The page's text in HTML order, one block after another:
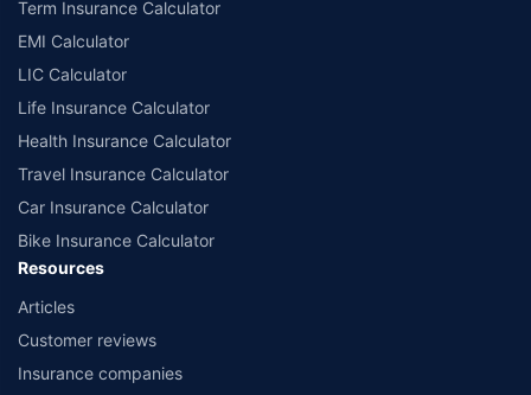
to 2.5 lacs.
++Source - Google Review Rating available on:- http://bit.ly/3J20bXZ
educational purpose only and is not meant for sale. Investment is subject to
advisor before planning your investments.
Term Insurance Calculator
EMI Calculator
LIC Calculator
Life Insurance Calculator
Health Insurance Calculator
Travel Insurance Calculator
Car Insurance Calculator
Bike Insurance Calculator
Resources
Articles
Customer reviews
Insurance companies